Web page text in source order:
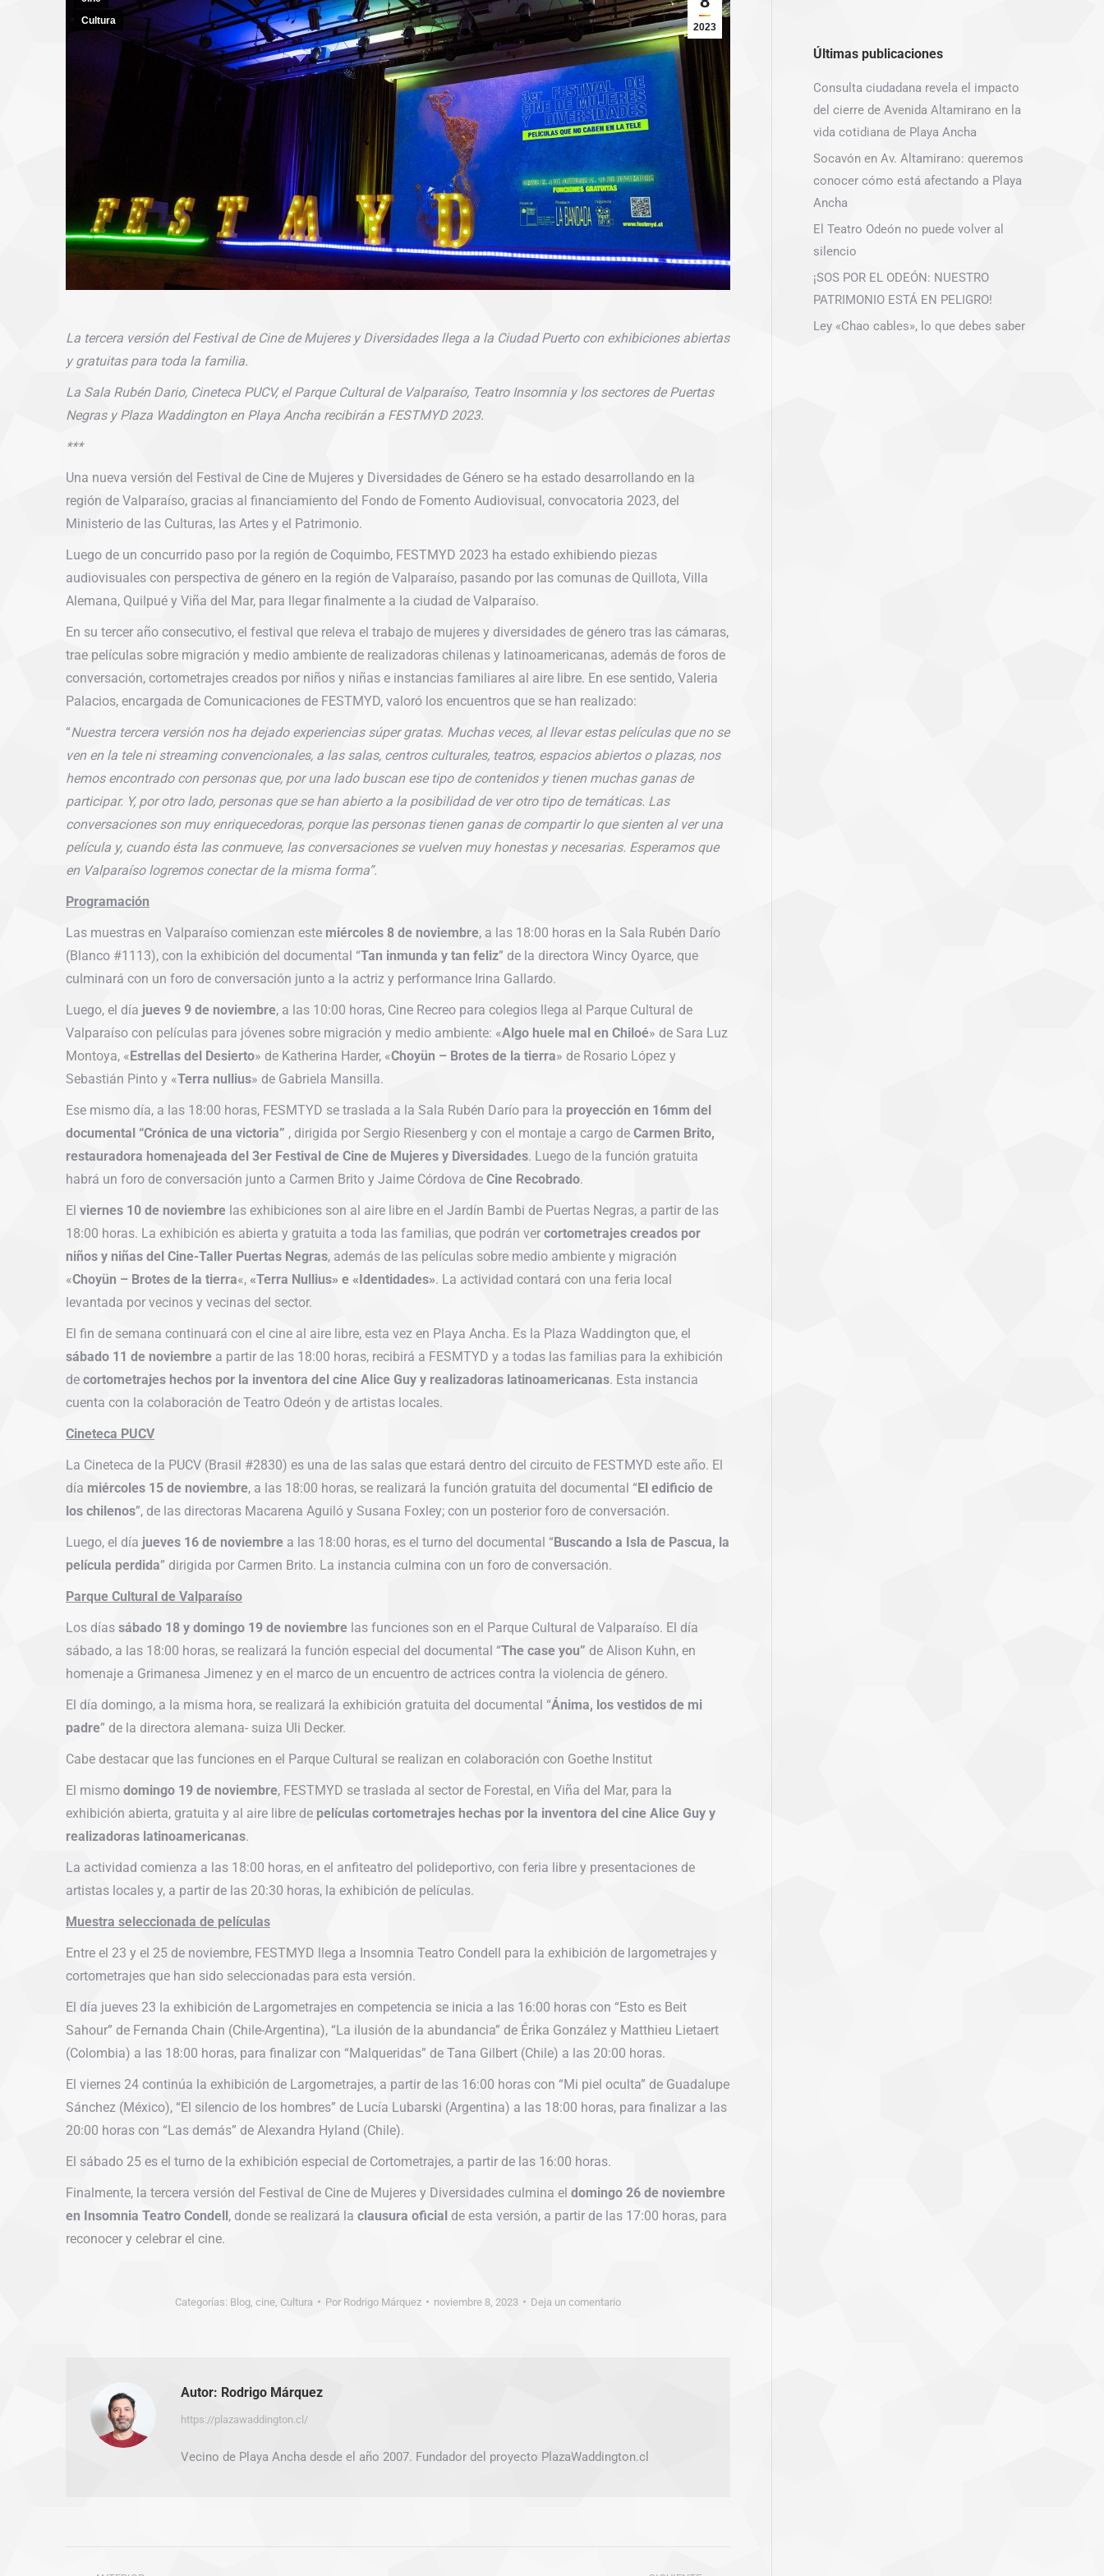
2023
Cultura
La tercera versión del Festival de Cine de Mujeres y Diversidades llega a la Ciudad Puerto con exhibiciones abiertas
y gratuitas para toda la familia.
La Sala Rubén Dario, Cineteca PUCV, el Parque Cultural de Valparaíso, Teatro Insomnia y los sectores de Puertas
Negras y Plaza Waddington en Playa Ancha recibirán a FESTMYD 2023.
***
Una nueva versión del Festival de Cine de Mujeres y Diversidades de Género se ha estado desarrollando en la
región de Valparaíso, gracias al financiamiento del Fondo de Fomento Audiovisual, convocatoria 2023, del
Ministerio de las Culturas, las Artes y el Patrimonio.
Luego de un concurrido paso por la región de Coquimbo, FESTMYD 2023 ha estado exhibiendo piezas
audiovisuales con perspectiva de género en la región de Valparaíso, pasando por las comunas de Quillota, Villa
Alemana, Quilpué y Viña del Mar, para llegar finalmente a la ciudad de Valparaíso.
En su tercer año consecutivo, el festival que releva el trabajo de mujeres y diversidades de género tras las cámaras,
trae películas sobre migración y medio ambiente de realizadoras chilenas y latinoamericanas, además de foros de
conversación, cortometrajes creados por niños y niñas e instancias familiares al aire libre. En ese sentido, Valeria
Palacios, encargada de Comunicaciones de FESTMYD, valoró los encuentros que se han realizado:
“Nuestra tercera versión nos ha dejado experiencias súper gratas. Muchas veces, al llevar estas películas que no se
ven en la tele ni streaming convencionales, a las salas, centros culturales, teatros, espacios abiertos o plazas, nos
hemos encontrado con personas que, por una lado buscan ese tipo de contenidos y tienen muchas ganas de
participar. Y, por otro lado, personas que se han abierto a la posibilidad de ver otro tipo de temáticas. Las
conversaciones son muy enriquecedoras, porque las personas tienen ganas de compartir lo que sienten al ver una
película y, cuando ésta las conmueve, las conversaciones se vuelven muy honestas y necesarias. Esperamos que
en Valparaíso logremos conectar de la misma forma”.
Programación
Las muestras en Valparaíso comienzan este miércoles 8 de noviembre, a las 18:00 horas en la Sala Rubén Darío
(Blanco #1113), con la exhibición del documental “Tan inmunda y tan feliz” de la directora Wincy Oyarce, que
culminará con un foro de conversación junto a la actriz y performance Irina Gallardo.
Luego, el día jueves 9 de noviembre, a las 10:00 horas, Cine Recreo para colegios llega al Parque Cultural de
Valparaíso con películas para jóvenes sobre migración y medio ambiente: «Algo huele mal en Chiloé» de Sara Luz
Montoya, «Estrellas del Desierto» de Katherina Harder, «Choyün – Brotes de la tierra» de Rosario López y
Sebastián Pinto y «Terra nullius» de Gabriela Mansilla.
Ese mismo día, a las 18:00 horas, FESMTYD se traslada a la Sala Rubén Darío para la proyección en 16mm del
documental “Crónica de una victoria” , dirigida por Sergio Riesenberg y con el montaje a cargo de Carmen Brito,
restauradora homenajeada del 3er Festival de Cine de Mujeres y Diversidades. Luego de la función gratuita
habrá un foro de conversación junto a Carmen Brito y Jaime Córdova de Cine Recobrado.
El viernes 10 de noviembre las exhibiciones son al aire libre en el Jardín Bambi de Puertas Negras, a partir de las
18:00 horas. La exhibición es abierta y gratuita a toda las familias, que podrán ver cortometrajes creados por
niños y niñas del Cine-Taller Puertas Negras, además de las películas sobre medio ambiente y migración
«Choyün – Brotes de la tierra«, «Terra Nullius» e «Identidades». La actividad contará con una feria local
levantada por vecinos y vecinas del sector.
El fin de semana continuará con el cine al aire libre, esta vez en Playa Ancha. Es la Plaza Waddington que, el
sábado 11 de noviembre a partir de las 18:00 horas, recibirá a FESMTYD y a todas las familias para la exhibición
de cortometrajes hechos por la inventora del cine Alice Guy y realizadoras latinoamericanas. Esta instancia
cuenta con la colaboración de Teatro Odeón y de artistas locales.
Cineteca PUCV
La Cineteca de la PUCV (Brasil #2830) es una de las salas que estará dentro del circuito de FESTMYD este año. El
día miércoles 15 de noviembre, a las 18:00 horas, se realizará la función gratuita del documental “El edificio de
los chilenos”, de las directoras Macarena Aguiló y Susana Foxley; con un posterior foro de conversación.
Luego, el día jueves 16 de noviembre a las 18:00 horas, es el turno del documental “Buscando a Isla de Pascua, la
película perdida” dirigida por Carmen Brito. La instancia culmina con un foro de conversación.
Parque Cultural de Valparaíso
Los días sábado 18 y domingo 19 de noviembre las funciones son en el Parque Cultural de Valparaíso. El día
sábado, a las 18:00 horas, se realizará la función especial del documental “The case you” de Alison Kuhn, en
homenaje a Grimanesa Jimenez y en el marco de un encuentro de actrices contra la violencia de género.
El día domingo, a la misma hora, se realizará la exhibición gratuita del documental “Ánima, los vestidos de mi
padre” de la directora alemana- suiza Uli Decker.
Cabe destacar que las funciones en el Parque Cultural se realizan en colaboración con Goethe Institut
El mismo domingo 19 de noviembre, FESTMYD se traslada al sector de Forestal, en Viña del Mar, para la
exhibición abierta, gratuita y al aire libre de películas cortometrajes hechas por la inventora del cine Alice Guy y
realizadoras latinoamericanas.
La actividad comienza a las 18:00 horas, en el anfiteatro del polideportivo, con feria libre y presentaciones de
artistas locales y, a partir de las 20:30 horas, la exhibición de películas.
Muestra seleccionada de películas
Entre el 23 y el 25 de noviembre, FESTMYD llega a Insomnia Teatro Condell para la exhibición de largometrajes y
cortometrajes que han sido seleccionadas para esta versión.
El día jueves 23 la exhibición de Largometrajes en competencia se inicia a las 16:00 horas con “Esto es Beit
Sahour” de Fernanda Chain (Chile-Argentina), “La ilusión de la abundancia” de Érika González y Matthieu Lietaert
(Colombia) a las 18:00 horas, para finalizar con “Malqueridas” de Tana Gilbert (Chile) a las 20:00 horas.
El viernes 24 continúa la exhibición de Largometrajes, a partir de las 16:00 horas con “Mi piel oculta” de Guadalupe
Sánchez (México), “El silencio de los hombres” de Lucía Lubarski (Argentina) a las 18:00 horas, para finalizar a las
20:00 horas con “Las demás” de Alexandra Hyland (Chile).
El sábado 25 es el turno de la exhibición especial de Cortometrajes, a partir de las 16:00 horas.
Finalmente, la tercera versión del Festival de Cine de Mujeres y Diversidades culmina el domingo 26 de noviembre
en Insomnia Teatro Condell, donde se realizará la clausura oficial de esta versión, a partir de las 17:00 horas, para
reconocer y celebrar el cine.
Categorías: Blog cine Cultura Por Rodrigo Márquez noviembre 8, 2023 Deja un comentario
Autor: Rodrigo Márquez
https://plazawaddington.cl/
Vecino de Playa Ancha desde el año 2007. Fundador del proyecto PlazaWaddington.cl
Últimas publicaciones
Consulta ciudadana revela el impacto
del cierre de Avenida Altamirano en la
vida cotidiana de Playa Ancha
Socavón en Av. Altamirano: queremos
conocer cómo está afectando a Playa
Ancha
El Teatro Odeón no puede volver al
silencio
¡SOS POR EL ODEÓN: NUESTRO
PATRIMONIO ESTÁ EN PELIGRO!
Ley «Chao cables», lo que debes saber